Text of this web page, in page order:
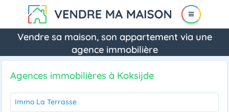
Vendre sa maison, son appartement via une
agence immobilière
Agences immobilières à Koksijde
Immo La Terrasse